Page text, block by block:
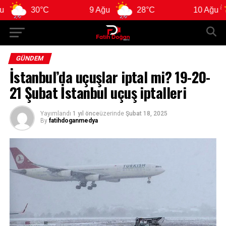
30°C 28°C
GÜNDEM
İstanbul’da uçuşlar iptal mi? 19-20-
21 Şubat İstanbul uçuş iptalleri
Yayımlandı 1 yıl önceüzerinde Şubat 18, 2025
By fatihdoganmedya